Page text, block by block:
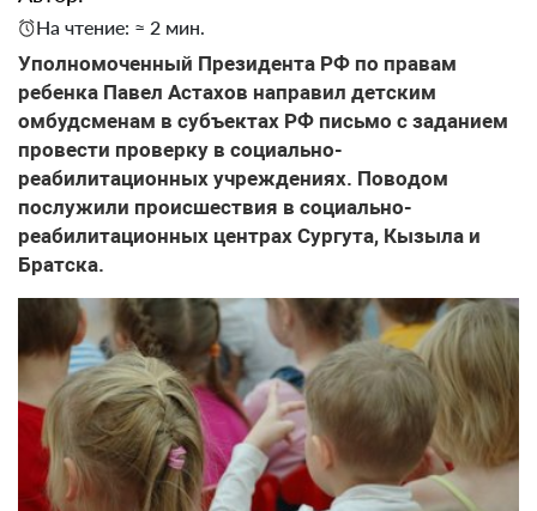
На чтение: ≈ 2 мин.
Уполномоченный Президента РФ по правам
ребенка Павел Астахов направил детским
омбудсменам в субъектах РФ письмо с заданием
провести проверку в социально-
реабилитационных учреждениях. Поводом
послужили происшествия в социально-
реабилитационных центрах Сургута, Кызыла и
Братска.